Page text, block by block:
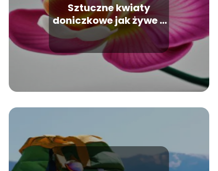
Sztuczne kwiaty
doniczkowe jak żywe –
odkryj ich niesamowitą
autentyczność